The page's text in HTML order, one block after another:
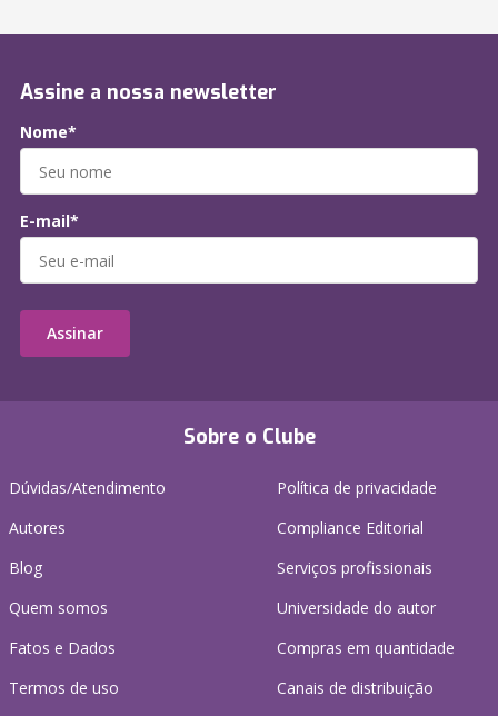
Sobre o Clube
Dúvidas/Atendimento
Autores
Blog
Quem somos
Fatos e Dados
Termos de uso
Política de privacidade
Compliance Editorial
Serviços profissionais
Universidade do autor
Compras em quantidade
Canais de distribuição
Assine a nossa newsletter
Nome*
E-mail*
Assinar